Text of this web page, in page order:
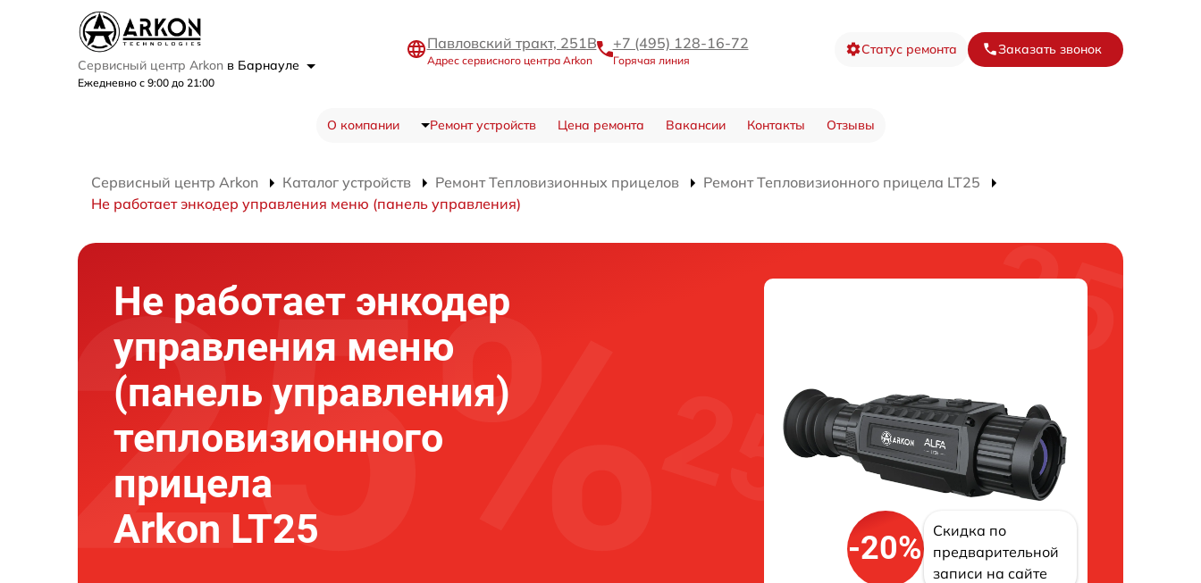
Сервисный центр Arkon в Барнауле
Ежедневно с 9:00 до 21:00
Павловский тракт, 251В
Адрес сервисного центра Arkon
+7 (495) 128-16-72
Горячая линия
Статус ремонта Заказать звонок
О компании Ремонт устройств Цена ремонта Вакансии Контакты Отзывы
Сервисный центр Arkon Каталог устройств Ремонт Тепловизионных прицелов
Ремонт Тепловизионного прицела LT25
Не работает энкодер управления меню (панель управления)
Не работает энкодер
управления меню
(панель управления)
тепловизионного
прицела
Arkon LT25
-20%
Скидка по
предварительной
записи на сайте